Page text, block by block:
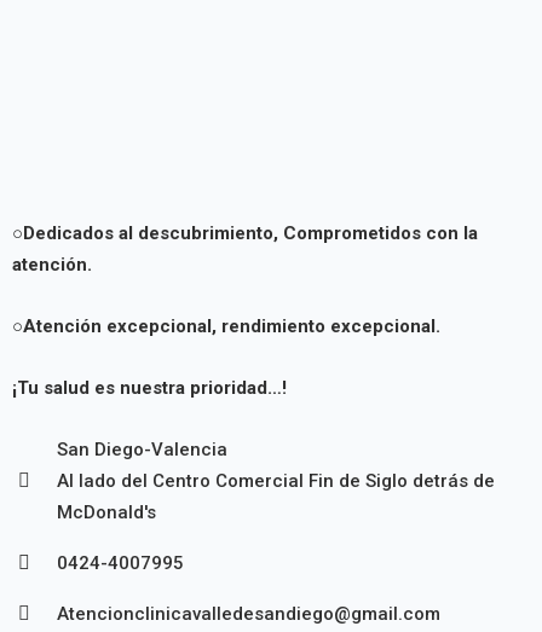
○Dedicados al descubrimiento, Comprometidos con la
atención.
○Atención excepcional, rendimiento excepcional.
¡Tu salud es nuestra prioridad…!
San Diego-Valencia
Al lado del Centro Comercial Fin de Siglo detrás de
McDonald's
0424-4007995
Atencionclinicavalledesandiego@gmail.com